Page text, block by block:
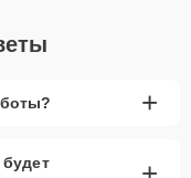
+
будет